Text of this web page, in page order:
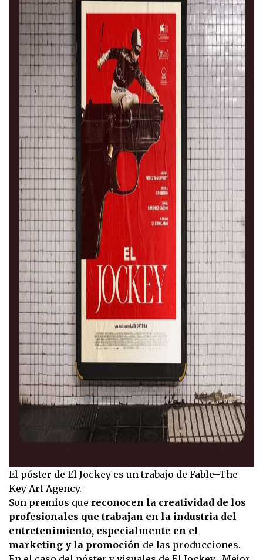
El póster de El Jockey es un trabajo de Fable–The
Key Art Agency.
Son premios que reconocen la creatividad de los
profesionales que trabajan en la industria del
entretenimiento, especialmente en el
marketing y la promoción de las producciones.